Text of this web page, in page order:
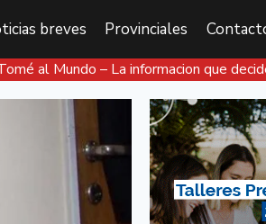
breves Provinciales
al Mundo – La informacion que